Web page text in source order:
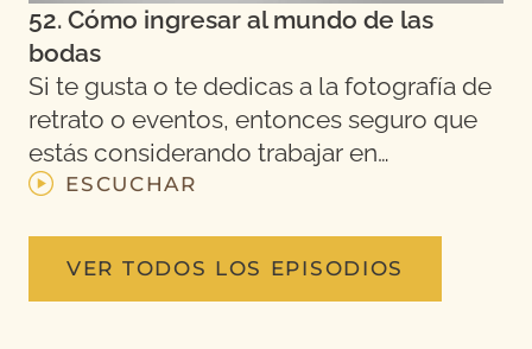
52. Cómo ingresar al mundo de las
bodas
Si te gusta o te dedicas a la fotografía de
retrato o eventos, entonces seguro que
estás considerando trabajar en…
ESCUCHAR
VER TODOS LOS EPISODIOS